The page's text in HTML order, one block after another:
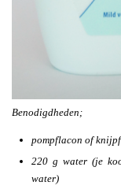
Benodigdheden;
pompflacon of
220 g water (je
water)